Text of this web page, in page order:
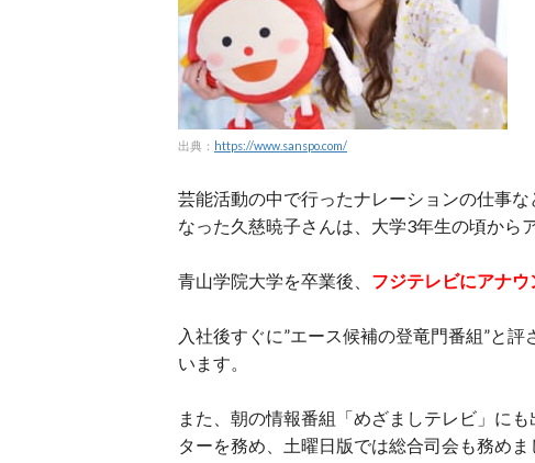
出典： https://www.sanspo.com/
芸能活動の中で行ったナレーションの仕事
なった久慈暁子さんは、大学3年生の頃から
青山学院大学を卒業後、 フジテレビにアナ
入社後すぐに”エース候補の登竜門番組”と評
います。
また、朝の情報番組「めざましテレビ」に
ターを務め、土曜日版では総合司会も務めま